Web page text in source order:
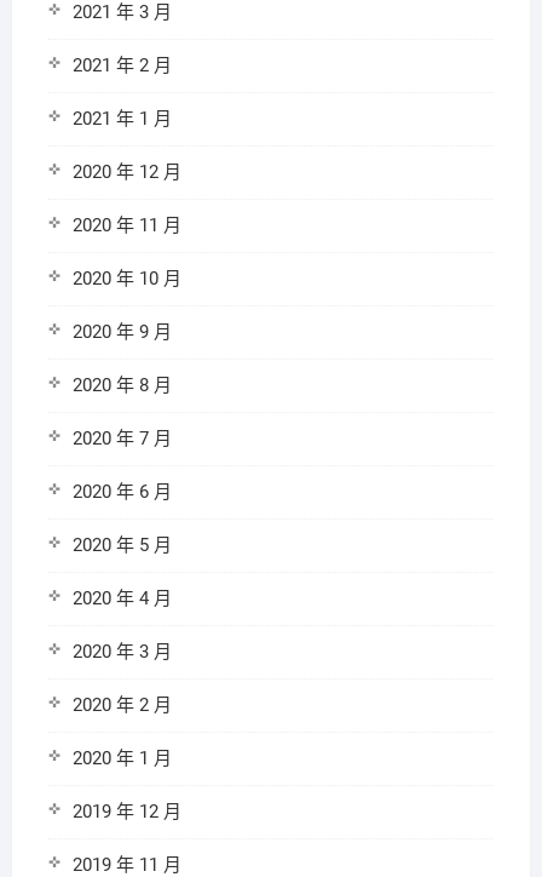
2021 年 3 月
2021 年 2 月
2021 年 1 月
2020 年 12 月
2020 年 11 月
2020 年 10 月
2020 年 9 月
2020 年 8 月
2020 年 7 月
2020 年 6 月
2020 年 5 月
2020 年 4 月
2020 年 3 月
2020 年 2 月
2020 年 1 月
2019 年 12 月
2019 年 11 月